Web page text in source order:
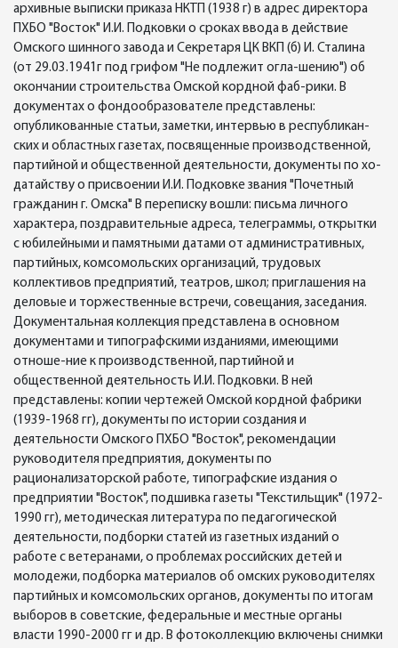
архивные выписки приказа НКТП (1938 г) в адрес директора
ПХБО "Восток" И.И. Подковки о сроках ввода в действие
Омского шинного завода и Секретаря ЦК ВКП (б) И. Сталина
(от 29.03.1941г под грифом "Не подлежит огла-шению") об
окончании строительства Омской кордной фаб-рики. В
документах о фондообразователе представлены:
опубликованные статьи, заметки, интервью в республикан-
ских и областных газетах, посвященные производственной,
партийной и общественной деятельности, документы по хо-
датайству о присвоении И.И. Подковке звания "Почетный
гражданин г. Омска" В переписку вошли: письма личного
характера, поздравительные адреса, телеграммы, открытки
с юбилейными и памятными датами от административных,
партийных, комсомольских организаций, трудовых
коллективов предприятий, театров, школ; приглашения на
деловые и торжественные встречи, совещания, заседания.
Документальная коллекция представлена в основном
документами и типографскими изданиями, имеющими
отноше-ние к производственной, партийной и
общественной деятельность И.И. Подковки. В ней
представлены: копии чертежей Омской кордной фабрики
(1939-1968 гг), документы по истории создания и
деятельности Омского ПХБО "Восток", рекомендации
руководителя предприятия, документы по
рационализаторской работе, типографские издания о
предприятии "Восток", подшивка газеты "Текстильщик" (1972-
1990 гг), методическая литература по педагогической
деятельности, подборки статей из газетных изданий о
работе с ветеранами, о проблемах российских детей и
молодежи, подборка материалов об омских руководителях
партийных и комсомольских органов, документы по итогам
выборов в советские, федеральные и местные органы
власти 1990-2000 гг и др. В фотоколлекцию включены снимки